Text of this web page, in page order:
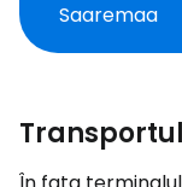
Saaremaa